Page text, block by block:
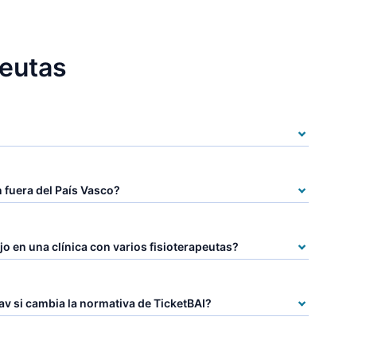
del País Vasco?
en una clínica con varios fisioterapeutas?
si cambia la normativa de TicketBAI?